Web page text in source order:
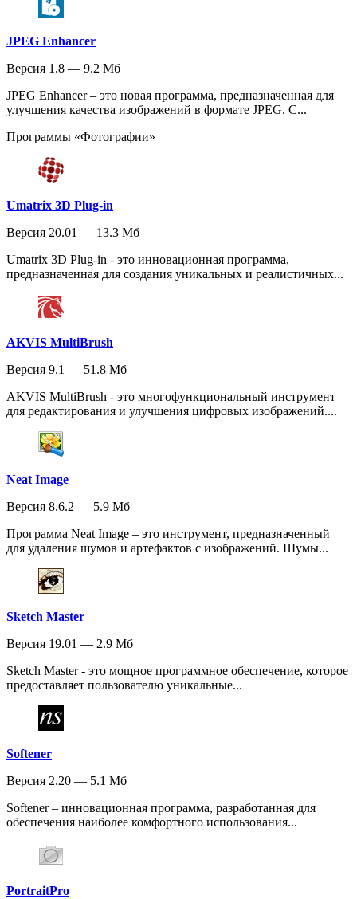
JPEG Enhancer
Версия 1.8 — 9.2 Мб
JPEG Enhancer – это новая программа, предназначенная для
улучшения качества изображений в формате JPEG. С...
Программы «Фотографии»
Umatrix 3D Plug-in
Версия 20.01 — 13.3 Мб
Umatrix 3D Plug-in - это инновационная программа,
предназначенная для создания уникальных и реалистичных...
AKVIS MultiBrush
Версия 9.1 — 51.8 Мб
AKVIS MultiBrush - это многофункциональный инструмент
для редактирования и улучшения цифровых изображений....
Neat Image
Версия 8.6.2 — 5.9 Мб
Программа Neat Image – это инструмент, предназначенный
для удаления шумов и артефактов с изображений. Шумы...
Sketch Master
Версия 19.01 — 2.9 Мб
Sketch Master - это мощное программное обеспечение, которое
предоставляет пользователю уникальные...
Softener
Версия 2.20 — 5.1 Мб
Softener – инновационная программа, разработанная для
обеспечения наиболее комфортного использования...
PortraitPro